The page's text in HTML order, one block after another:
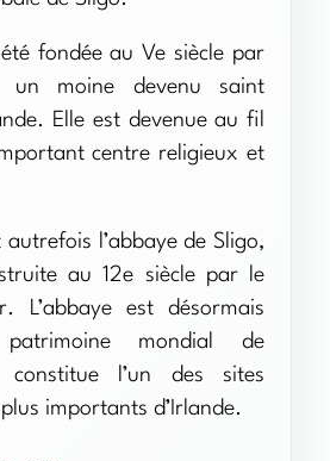
fondée au Ve siècle par
un moine devenu saint
Elle est devenue au fil
centre religieux et
l’abbaye de Sligo,
au 12e siècle par le
L’abbaye est désormais
mondial de
constitue l’un des sites
importants d’Irlande.